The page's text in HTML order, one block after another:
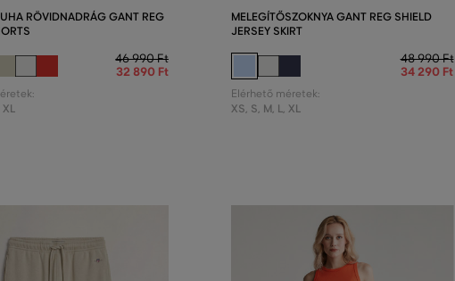
RÖVIDNADRÁG GANT REG
46 990 Ft
32 890 Ft
XL
MELEGÍTŐSZOKNYA GANT REG SHIELD
JERSEY SKIRT
48 990 Ft
34 290 Ft
Elérhető méretek:
XS, S, M, L, XL